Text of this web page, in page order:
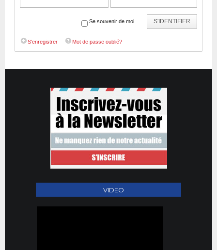
S'IDENTIFIER
Se souvenir de moi
S'enregistrer Mot de passe oublié?
VIDEO